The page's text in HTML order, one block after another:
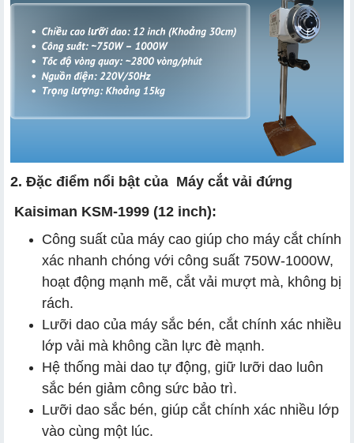
2. Đặc điểm nổi bật của Máy cắt vải đứng
Kaisiman KSM-1999 (12 inch):
Công suất của máy cao giúp cho máy cắt chính
xác nhanh chóng với công suất 750W-1000W,
hoạt động mạnh mẽ, cắt vải mượt mà, không bị
rách.
Lưỡi dao của máy sắc bén, cắt chính xác nhiều
lớp vải mà không cần lực đè mạnh.
Hệ thống mài dao tự động, giữ lưỡi dao luôn
sắc bén giảm công sức bảo trì.
Lưỡi dao sắc bén, giúp cắt chính xác nhiều lớp
vào cùng một lúc.